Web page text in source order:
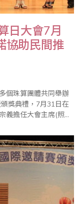
日大會7月
協助民間推
個珠算團體共同舉辦
獎典禮，7月31日在
義擔任大會主席(照片
並頒獎表揚優勝選
迪人腦智慧，也可延